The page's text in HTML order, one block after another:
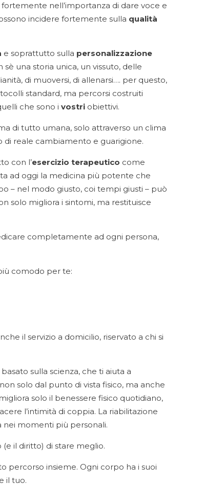
nell’importanza di dare voce e
incidere fortemente sulla qualità
e soprattutto sulla personalizzazione
una storia unica, un vissuto, delle
di muoversi, di allenarsi…. per questo,
standard, ma percorsi costruiti
che sono i vostri obiettivi.
di tutto umana, solo attraverso un clima
di reale cambiamento e guarigione.
con l’esercizio terapeutico come
ad oggi la medicina più potente che
– nel modo giusto, coi tempi giusti – può
solo migliora i sintomi, ma restituisce
completamente ad ogni persona,
comodo per te:
il servizio a domicilio, riservato a chi si
sulla scienza, che ti aiuta a
solo dal punto di vista fisico, ma anche
solo il benessere fisico quotidiano,
l’intimità di coppia. La riabilitazione
nei momenti più personali.
(e il diritto) di stare meglio.
percorso insieme. Ogni corpo ha i suoi
il tuo.